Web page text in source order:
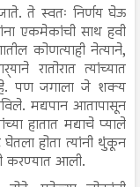
ते स्वतः निर्णय घेऊ
एकमेकांची साथ हवी
कोणत्याही नेत्याने,
रातोरात त्यांच्यात
पण जगाला जे शक्य
मद्यपान आतापासून
हातात मद्याचे प्याले
घेतला होता त्यांनी थुंकून
करण्यात आली.